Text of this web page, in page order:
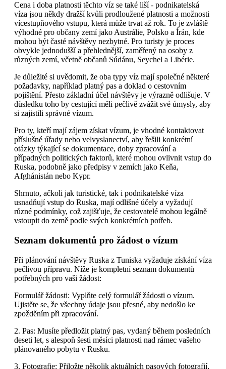
Cena i doba platnosti těchto víz se také liší - podnikatelská
víza jsou někdy dražší kvůli prodloužené platnosti a možnosti
vícestupňového vstupu, která může trvat až rok. To je zvláště
výhodné pro občany zemí jako Austrálie, Polsko a Írán, kde
mohou být časté návštěvy nezbytné. Pro turisty je proces
obvykle jednodušší a přehlednější, zaměřený na osoby z
různých zemí, včetně občanů Súdánu, Seychel a Libérie.
Je důležité si uvědomit, že oba typy víz mají společné některé
požadavky, například platný pas a doklad o cestovním
pojištění. Přesto základní účel návštěvy je výrazně odlišuje. V
důsledku toho by cestující měli pečlivě zvážit své úmysly, aby
si zajistili správné vízum.
Pro ty, kteří mají zájem získat vízum, je vhodné kontaktovat
příslušné úřady nebo velvyslanectví, aby řešili konkrétní
otázky týkající se dokumentace, doby zpracování a
případných politických faktorů, které mohou ovlivnit vstup do
Ruska, podobně jako předpisy v zemích jako Keňa,
Afghánistán nebo Kypr.
Shrnuto, ačkoli jak turistické, tak i podnikatelské víza
usnadňují vstup do Ruska, mají odlišné účely a vyžadují
různé podmínky, což zajišťuje, že cestovatelé mohou legálně
vstoupit do země podle svých konkrétních potřeb.
Seznam dokumentů pro žádost o vízum
Při plánování návštěvy Ruska z Tuniska vyžaduje získání víza
pečlivou přípravu. Níže je kompletní seznam dokumentů
potřebných pro vaši žádost:
Formulář žádosti: Vyplňte celý formulář žádosti o vízum.
Ujistěte se, že všechny údaje jsou přesné, aby nedošlo ke
zpožděním při zpracování.
2. Pas: Musíte předložit platný pas, vydaný během posledních
deseti let, s alespoň šesti měsíci platnosti nad rámec vašeho
plánovaného pobytu v Rusku.
3. Fotografie: Přiložte několik aktuálních pasových fotografií,